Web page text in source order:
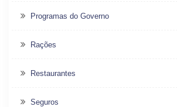
Programas do Governo
Rações
Restaurantes
Seguros